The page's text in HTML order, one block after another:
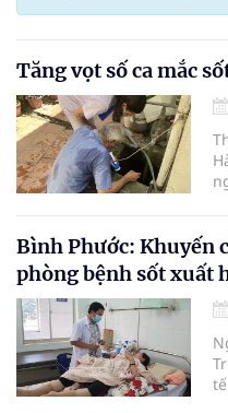
Tăng vọt số ca mắc
Bình Phước: Khuyến
phòng bệnh sốt xuất